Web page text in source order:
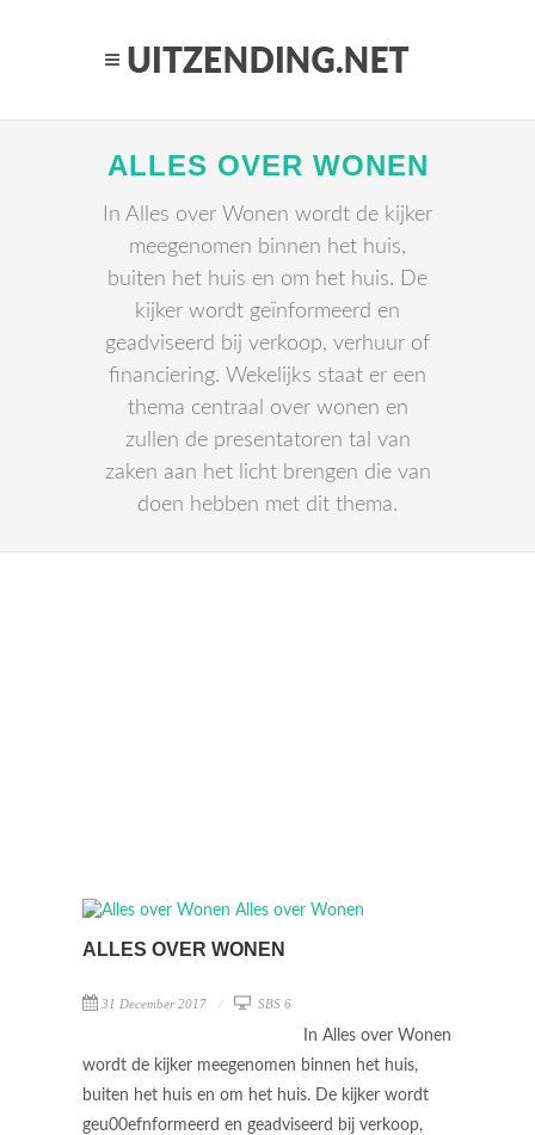
ALLES OVER WONEN
In Alles over Wonen wordt de kijker
meegenomen binnen het huis,
buiten het huis en om het huis. De
kijker wordt geïnformeerd en
geadviseerd bij verkoop, verhuur of
financiering. Wekelijks staat er een
thema centraal over wonen en
zullen de presentatoren tal van
zaken aan het licht brengen die van
doen hebben met dit thema.
ALLES OVER WONEN
31 December 2017 SBS 6
In Alles over Wonen
wordt de kijker meegenomen binnen het huis,
buiten het huis en om het huis. De kijker wordt
geu00efnformeerd en geadviseerd bij verkoop,